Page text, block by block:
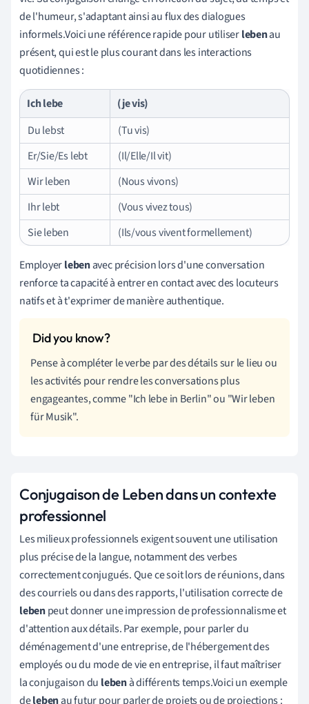
de l'humeur, s'adaptant ainsi au flux des dialogues
informels.Voici une référence rapide pour utiliserlebenau
présent, qui est le plus courant dans les interactions
quotidiennes :
Ich lebe
(je vis)
Du lebst
(Tu vis)
Er/Sie/Es lebt
(Il/Elle/Il vit)
Wir leben
(Nous vivons)
Ihr lebt
(Vous vivez tous)
Sie leben
(Ils/vous vivent formellement)
Employerlebenavec précision lors d'une conversation
renforce ta capacité à entrer en contact avec des locuteurs
natifs et à t'exprimer de manière authentique.
Pense à compléter le verbe par des détails sur le lieu ou
les activités pour rendre les conversations plus
engageantes, comme "Ich lebe in Berlin" ou "Wir leben
für Musik".
Conjugaison de Leben dans un contexte
professionnel
Les milieux professionnels exigent souvent une utilisation
plus précise de la langue, notamment des verbes
correctement conjugués. Que ce soit lors de réunions, dans
des courriels ou dans des rapports, l'utilisation correcte de
lebenpeut donner une impression de professionnalisme et
d'attention aux détails. Par exemple, pour parler du
déménagement d'une entreprise, de l'hébergement des
employés ou du mode de vie en entreprise, il faut maîtriser
la conjugaison du lebenà différents temps.Voici un exemple
delebenau futur pour parler de projets ou de projections :